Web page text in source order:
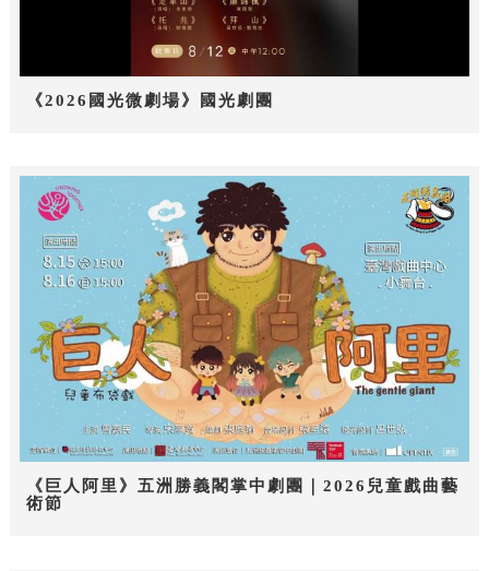
《2026國光微劇場》國光劇團
《巨人阿里》五洲勝義閣掌中劇團｜2026兒童戲曲藝
術節